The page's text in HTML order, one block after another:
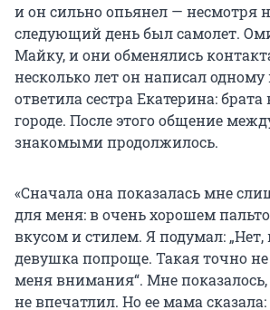
и он сильно опьянел — несмотря
следующий день был самолет.
Майку, и они обменялись
несколько лет он написал одному
ответила сестра Екатерина:
городе. После этого общение
знакомыми продолжилось.
«Сначала она показалась мне
для меня: в очень хорошем
вкусом и стилем. Я подумал:
девушка попроще. Такая точно не
меня внимания“. Мне показалось,
не впечатлил. Но ее мама